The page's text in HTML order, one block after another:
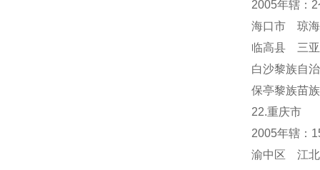
2005年辖：
海口市 琼
临高县 三
白沙黎族自
保亭黎族苗
22.重庆市
2005年辖
渝中区 江